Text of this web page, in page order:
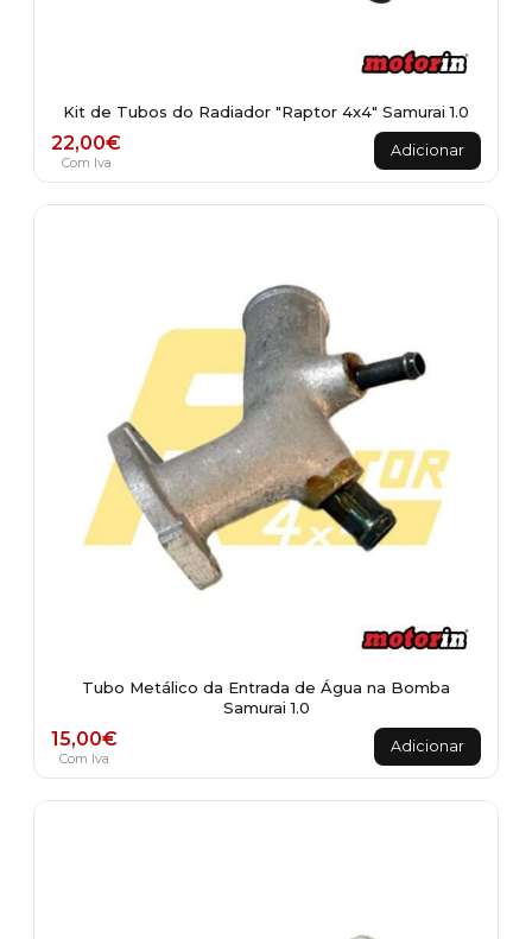
Kit de Tubos do Radiador "Raptor 4x4" Samurai 1.0
22,00€
Com Iva
Adicionar
Tubo Metálico da Entrada de Água na Bomba
Samurai 1.0
15,00€
Com Iva
Adicionar